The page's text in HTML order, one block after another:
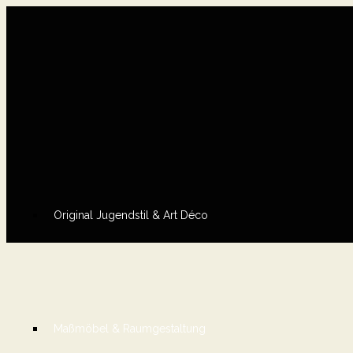
Original Jugendstil & Art Déco
Maßmöbel & Raumgestaltung